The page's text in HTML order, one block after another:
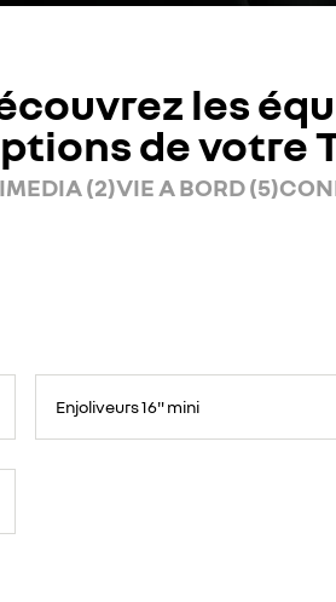
les
de votre
(2)VIE A BORD (5)
Enjoliveurs 16" mini